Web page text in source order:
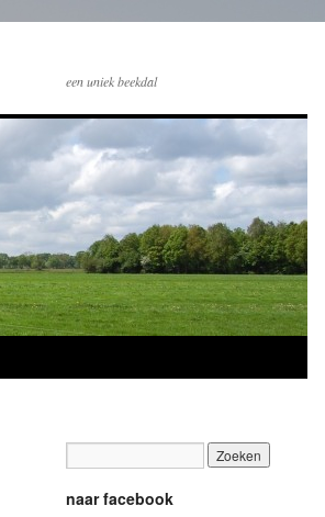
een uniek beekdal
naar facebook